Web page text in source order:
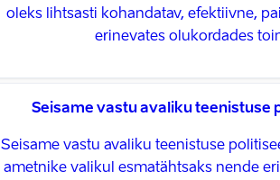
oleks lihtsasti kohandatav, efektiivne,
erinevates olukordades
Seisame vastu avaliku teenistuse
Seisame vastu avaliku teenistuse
ametnike valikul esmatähtsaks nende